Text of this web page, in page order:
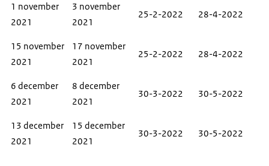
1 november
2021
3 november
2021
25-2-2022 28-4-2022
15 november
2021
17 november
2021
25-2-2022 28-4-2022
6 december
2021
8 december
2021
30-3-2022 30-5-2022
13 december
2021
15 december
2021
30-3-2022 30-5-2022